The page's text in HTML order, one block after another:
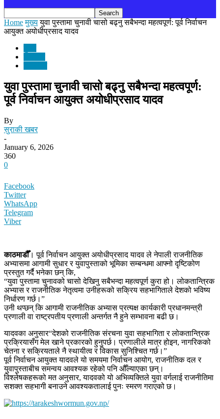
Home मुख्य युवा पुस्तामा चुनावी चासो बढ्नु सबैभन्दा महत्वपूर्ण: पूर्व निर्वाचन
आयुक्त अयोधीप्रसाद यादव
युवा पुस्तामा चुनावी चासो बढ्नु सबैभन्दा महत्वपूर्ण:
पूर्व निर्वाचन आयुक्त अयोधीप्रसाद यादव
By
सुराकी खबर
-
January 6, 2026
360
0
Facebook
Twitter
WhatsApp
Telegram
Viber
काठमाडौँ। पूर्व निर्वाचन आयुक्त अयोधीप्रसाद यादव ले नेपाली राजनीतिक
अभ्यासमा आगामी सुधार र युवापुस्ताको भूमिका सम्बन्धमा आफ्नो दृष्टिकोण
प्रस्तुत गर्दै भनेका छन् कि,
“युवा पुस्तामा चुनावको चासो देखिनु सबैभन्दा महत्वपूर्ण कुरा हो। लोकतान्त्रिक
अभ्यास र राजनीतिक नेतृत्वमा उनीहरूको सक्रिय सहभागिताले देशको भविष्य
निर्धारण गर्छ।”
उनी थप्छन् कि आगामी राजनीतिक अभ्यास प्रत्यक्ष कार्यकारी प्रधानमन्त्री
प्रणाली वा राष्ट्रपतीय प्रणाली अन्तर्गत नै हुने सम्भावना बढी छ।
यादवका अनुसार“देशको राजनीतिक संरचना युवा सहभागिता र लोकतान्त्रिक
प्रक्रियासँग मेल खाने प्रकारको हुनुपर्छ। प्रणालीले मात्र होइन, नागरिकको
चेतना र सक्रियताले नै स्थायीत्व र विकास सुनिश्चित गर्छ।”
पूर्व निर्वाचन आयुक्त यादवले यो समयमा निर्वाचन आयोग, राजनीतिक दल र
युवापुस्ताबीच समन्वय आवश्यक रहेको पनि औँल्याएका छन्।
विश्लेषकहरूको मत अनुसार, यादवको यो अभिव्यक्तिले युवा वर्गलाई राजनीतिमा
सशक्त सहभागी बनाउने आवश्यकतालाई पुनः स्मरण गराएको छ।